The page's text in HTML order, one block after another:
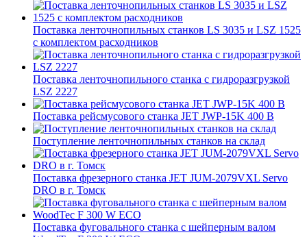
Поставка ленточнопильных станков LS 3035 и LSZ 1525
с комплектом расходников
Поставка ленточнопильного станка c гидроразгрузкой
LSZ 2227
Поставка рейсмусового станка JET JWP-15K 400 В
Поступление ленточнопильных станков на склад
Поставка фрезерного станка JET JUM-2079VXL Servo
DRO в г. Томск
Поставка фуговального станка с шейперным валом